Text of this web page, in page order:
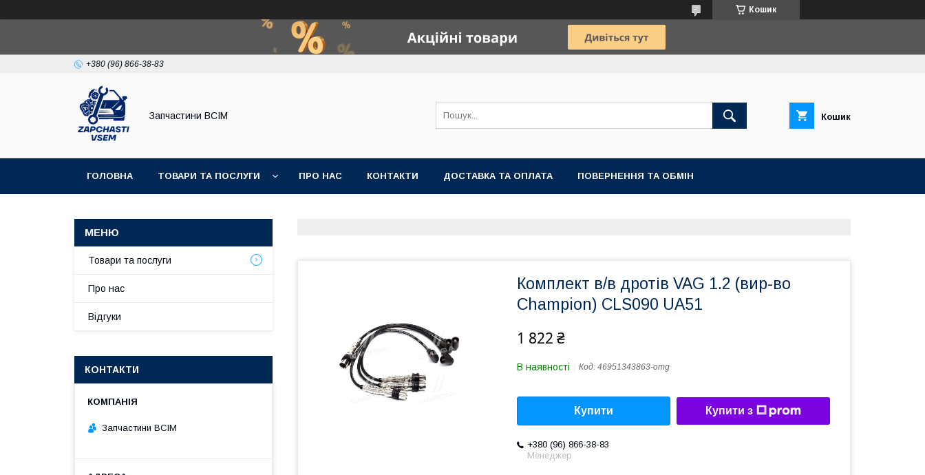
Кошик
+380 (96) 866-38-83
Запчастини ВСІМ Кошик
ГОЛОВНА ТОВАРИ ТА ПОСЛУГИ ПРО НАС КОНТАКТИ ДОСТАВКА ТА ОПЛАТА ПОВЕРНЕННЯ ТА ОБМІН
Комплект в/в дротів VAG 1.2 (вир-во
Champion) CLS090 UA51
1 822 ₴
В наявності Код: 46951343863-omg
Купити Купити з
+380 (96) 866-38-83
Менеджер
Товари та послуги
Про нас
Відгуки
КОНТАКТИ
Запчастини ВСІМ